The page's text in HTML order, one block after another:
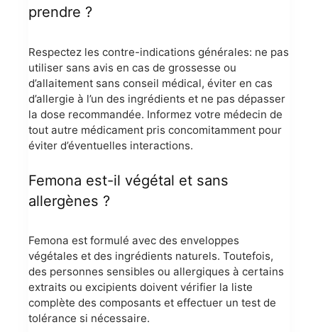
prendre ?
Respectez les contre-indications générales: ne pas
utiliser sans avis en cas de grossesse ou
d’allaitement sans conseil médical, éviter en cas
d’allergie à l’un des ingrédients et ne pas dépasser
la dose recommandée. Informez votre médecin de
tout autre médicament pris concomitamment pour
éviter d’éventuelles interactions.
Femona est-il végétal et sans
allergènes ?
Femona est formulé avec des enveloppes
végétales et des ingrédients naturels. Toutefois,
des personnes sensibles ou allergiques à certains
extraits ou excipients doivent vérifier la liste
complète des composants et effectuer un test de
tolérance si nécessaire.